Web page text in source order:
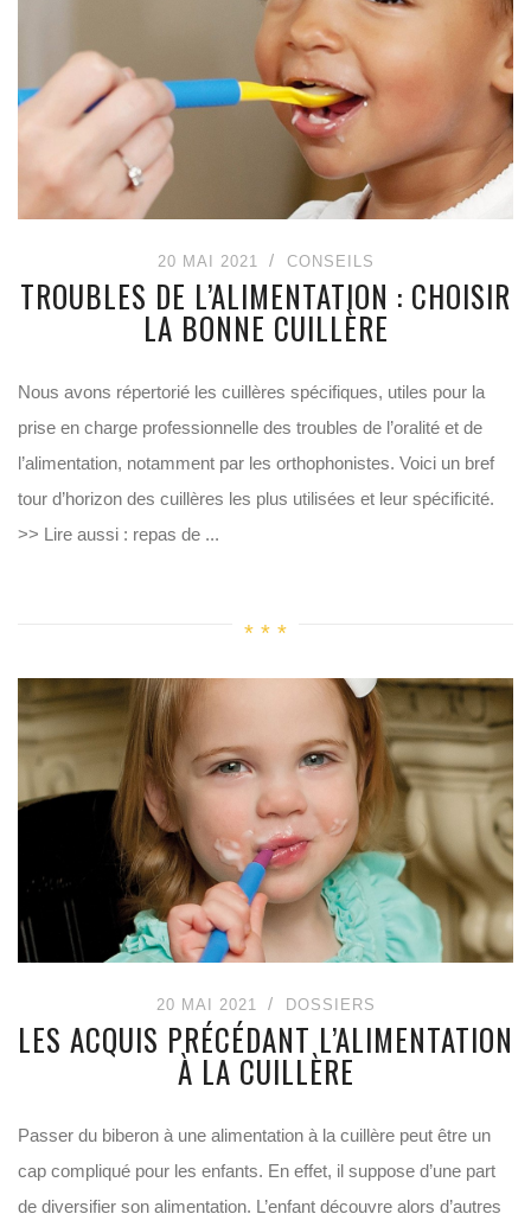
20 MAI 2021 CONSEILS
TROUBLES DE L’ALIMENTATION : CHOISIR
LA BONNE CUILLÈRE
Nous avons répertorié les cuillères spécifiques, utiles pour la
prise en charge professionnelle des troubles de l’oralité et de
l’alimentation, notamment par les orthophonistes. Voici un bref
tour d’horizon des cuillères les plus utilisées et leur spécificité.
>> Lire aussi : repas de ...
20 MAI 2021 DOSSIERS
LES ACQUIS PRÉCÉDANT L’ALIMENTATION
À LA CUILLÈRE
Passer du biberon à une alimentation à la cuillère peut être un
cap compliqué pour les enfants. En effet, il suppose d’une part
de diversifier son alimentation. L’enfant découvre alors d’autres